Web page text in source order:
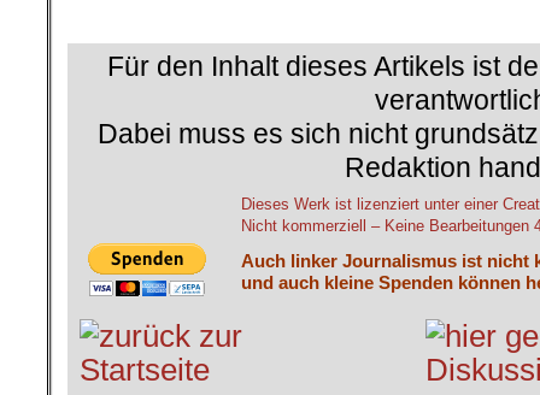
Für den Inhalt dieses Artikels ist
Dabei muss es sich nicht
Redaktion
Dieses Werk ist lizenziert unter einer
Nicht kommerziell – Keine Bearbeitungen
Auch linker Journalismus ist nicht
und auch kleine Spenden können